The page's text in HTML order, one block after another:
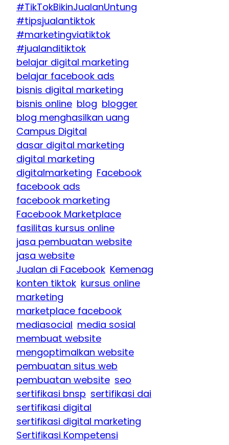
#TikTokBikinJualanUntung
#tipsjualantiktok
#marketingviatiktok
#jualanditiktok
belajar digital marketing
belajar facebook ads
bisnis digital marketing
bisnis online blog blogger
blog menghasilkan uang
Campus Digital
dasar digital marketing
digital marketing
digitalmarketing Facebook
facebook ads
facebook marketing
Facebook Marketplace
fasilitas kursus online
jasa pembuatan website
jasa website
Jualan di Facebook Kemenag
konten tiktok kursus online
marketing
marketplace facebook
mediasocial media sosial
membuat website
mengoptimalkan website
pembuatan situs web
pembuatan website seo
sertifikasi bnsp sertifikasi dai
sertifikasi digital
sertifikasi digital marketing
Sertifikasi Kompetensi